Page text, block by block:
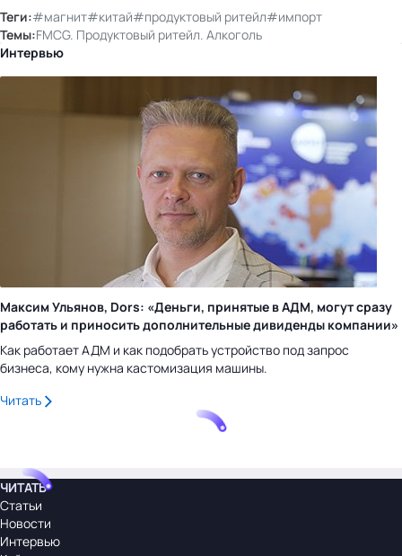
Теги:#магнит#китай#продуктовый ритейл#импорт
Темы:FMCG. Продуктовый ритейл. Алкоголь
Интервью
Максим Ульянов, Dors: «Деньги, принятые в АДМ, могут сразу
работать и приносить дополнительные дивиденды компании»
Как работает АДМ и как подобрать устройство под запрос
бизнеса, кому нужна кастомизация машины.
Читать
ЧИТАТЬ
Статьи
Новости
Интервью